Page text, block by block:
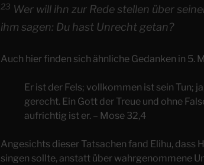
23 Wer will ihn zur Rede stellen über
ihm sagen: Du hast Unrecht getan?
Auch hier finden sich ähnliche Gedanken in 5.
Er ist der Fels; vollkommen ist sein Tun;
gerecht. Ein Gott der Treue und ohne
aufrichtig ist er. – Mose 32,4
Angesichts dieser Tatsachen fand Elihu, dass
singen sollte, anstatt über wahrgenommene